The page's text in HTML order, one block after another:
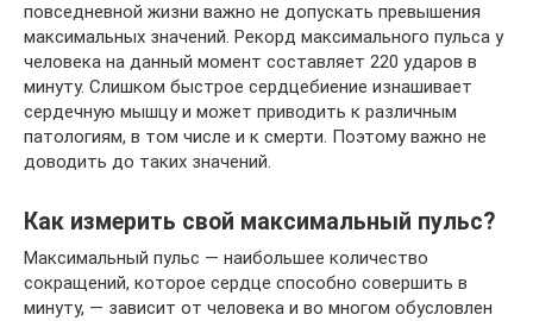
повседневной жизни важно не допускать превышения
максимальных значений. Рекорд максимального пульса у
человека на данный момент составляет 220 ударов в
минуту. Слишком быстрое сердцебиение изнашивает
сердечную мышцу и может приводить к различным
патологиям, в том числе и к смерти. Поэтому важно не
доводить до таких значений.
Как измерить свой максимальный пульс?
Максимальный пульс — наибольшее количество
сокращений, которое сердце способно совершить в
минуту, — зависит от человека и во многом обусловлен